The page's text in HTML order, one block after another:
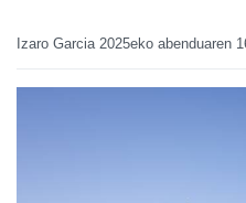
Izaro Garcia 2025eko abenduaren